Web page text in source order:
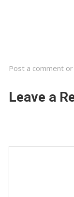
Post a commentor
Leave a